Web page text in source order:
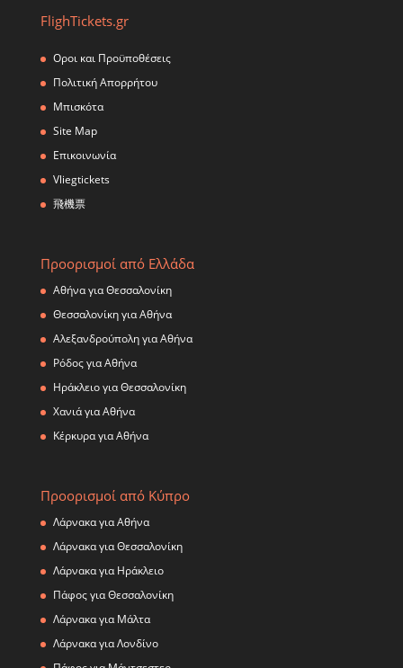
Αεροπορικά Αθήνα για Σύρο
FlighTickets.gr
Οροι και Προϋποθέσεις
Πολιτική Απορρήτου
Μπισκότα
Site Map
Επικοινωνία
Vliegtickets
飛機票
Προορισμοί από Ελλάδα
Αθήνα για Θεσσαλονίκη
Θεσσαλονίκη για Αθήνα
Αλεξανδρούπολη για Αθήνα
Ρόδος για Αθήνα
Ηράκλειο για Θεσσαλονίκη
Χανιά για Αθήνα
Κέρκυρα για Αθήνα
Προορισμοί από Κύπρο
Λάρνακα για Αθήνα
Λάρνακα για Θεσσαλονίκη
Λάρνακα για Ηράκλειο
Πάφος για Θεσσαλονίκη
Λάρνακα για Μάλτα
Λάρνακα για Λονδίνο